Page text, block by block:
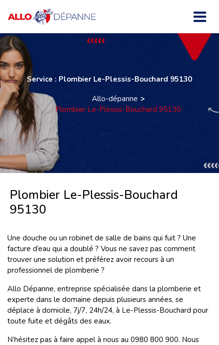
Service : Plombier Le-Plessis-Bouchard 95130
Allo-dépanne
Plombier Le-Plessis-Bouchard 95130
Plombier Le-Plessis-Bouchard
95130
Une douche ou un robinet de salle de bains qui fuit ? Une
facture d’eau qui a doublé ? Vous ne savez pas comment
trouver une solution et préférez avoir recours à un
professionnel de plomberie ?
Allo Dépanne, entreprise spécialisée dans la plomberie et
experte dans le domaine depuis plusieurs années, se
déplace à domicile, 7j/7, 24h/24, à Le-Plessis-Bouchard pour
toute fuite et dégâts des eaux.
N’hésitez pas à faire appel à nous au 0980 800 900. Nous